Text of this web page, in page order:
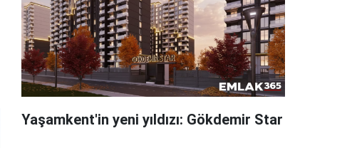
Yaşamkent'in yeni yıldızı: Gökdemir Star